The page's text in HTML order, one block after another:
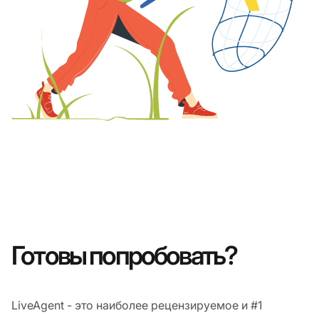
Готовы попробовать?
LiveAgent - это наиболее рецензируемое и #1